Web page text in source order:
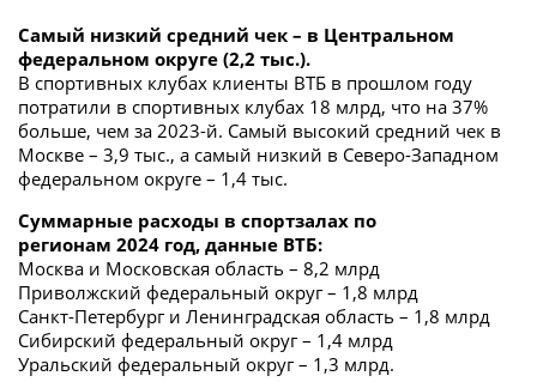
Самый низкий средний чек – в Центральном
федеральном округе (2,2 тыс.).
В спортивных клубах клиенты ВТБ в прошлом году
потратили в спортивных клубах 18 млрд, что на 37%
больше, чем за 2023-й. Самый высокий средний чек в
Москве – 3,9 тыс., а самый низкий в Северо-Западном
федеральном округе – 1,4 тыс.
Суммарные расходы в спортзалах по
регионам 2024 год, данные ВТБ:
Москва и Московская область – 8,2 млрд
Приволжский федеральный округ – 1,8 млрд
Санкт-Петербург и Ленинградская область – 1,8 млрд
Сибирский федеральный округ – 1,4 млрд
Уральский федеральный округ – 1,3 млрд.